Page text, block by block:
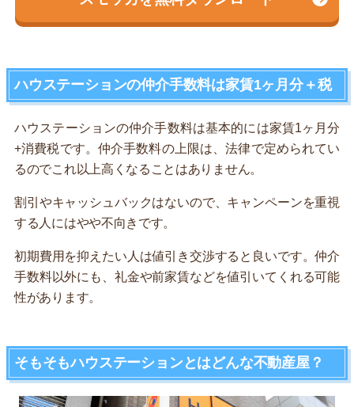
ハウステーションの仲介手数料は家賃1ヶ月分＋税
ハウステーションの仲介手数料は基本的には家賃1ヶ月分
+消費税です。仲介手数料の上限は、法律で定められてい
るのでこれ以上高くなることはありません。
割引やキャッシュバックはないので、キャンペーンを重視
する人にはやや不向きです。
初期費用を抑えたい人は値引き交渉すると良いです。仲介
手数料以外にも、礼金や前家賃などを値引いてくれる可能
性があります。
そもそもハウステーションとはどんな不動産屋？